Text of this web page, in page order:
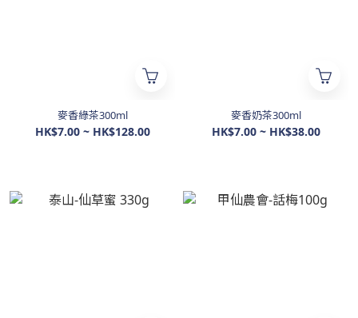
麥香綠茶300ml
HK$7.00 ~ HK$128.00
麥香奶茶300ml
HK$7.00 ~ HK$38.00